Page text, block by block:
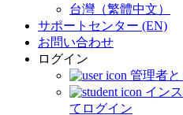
台灣（繁體中文）
サポートセンター (EN)
お問い合わせ
ログイン
管理者
イン
てログイン